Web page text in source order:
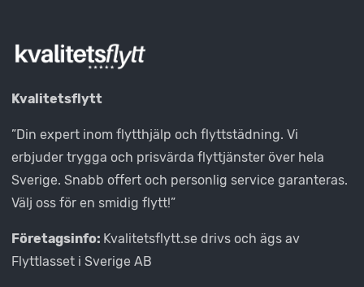
Kvalitetsflytt
”Din expert inom flytthjälp och flyttstädning. Vi
erbjuder trygga och prisvärda flyttjänster över hela
Sverige. Snabb offert och personlig service garanteras.
Välj oss för en smidig flytt!”
Företagsinfo: Kvalitetsflytt.se drivs och ägs av
Flyttlasset i Sverige AB